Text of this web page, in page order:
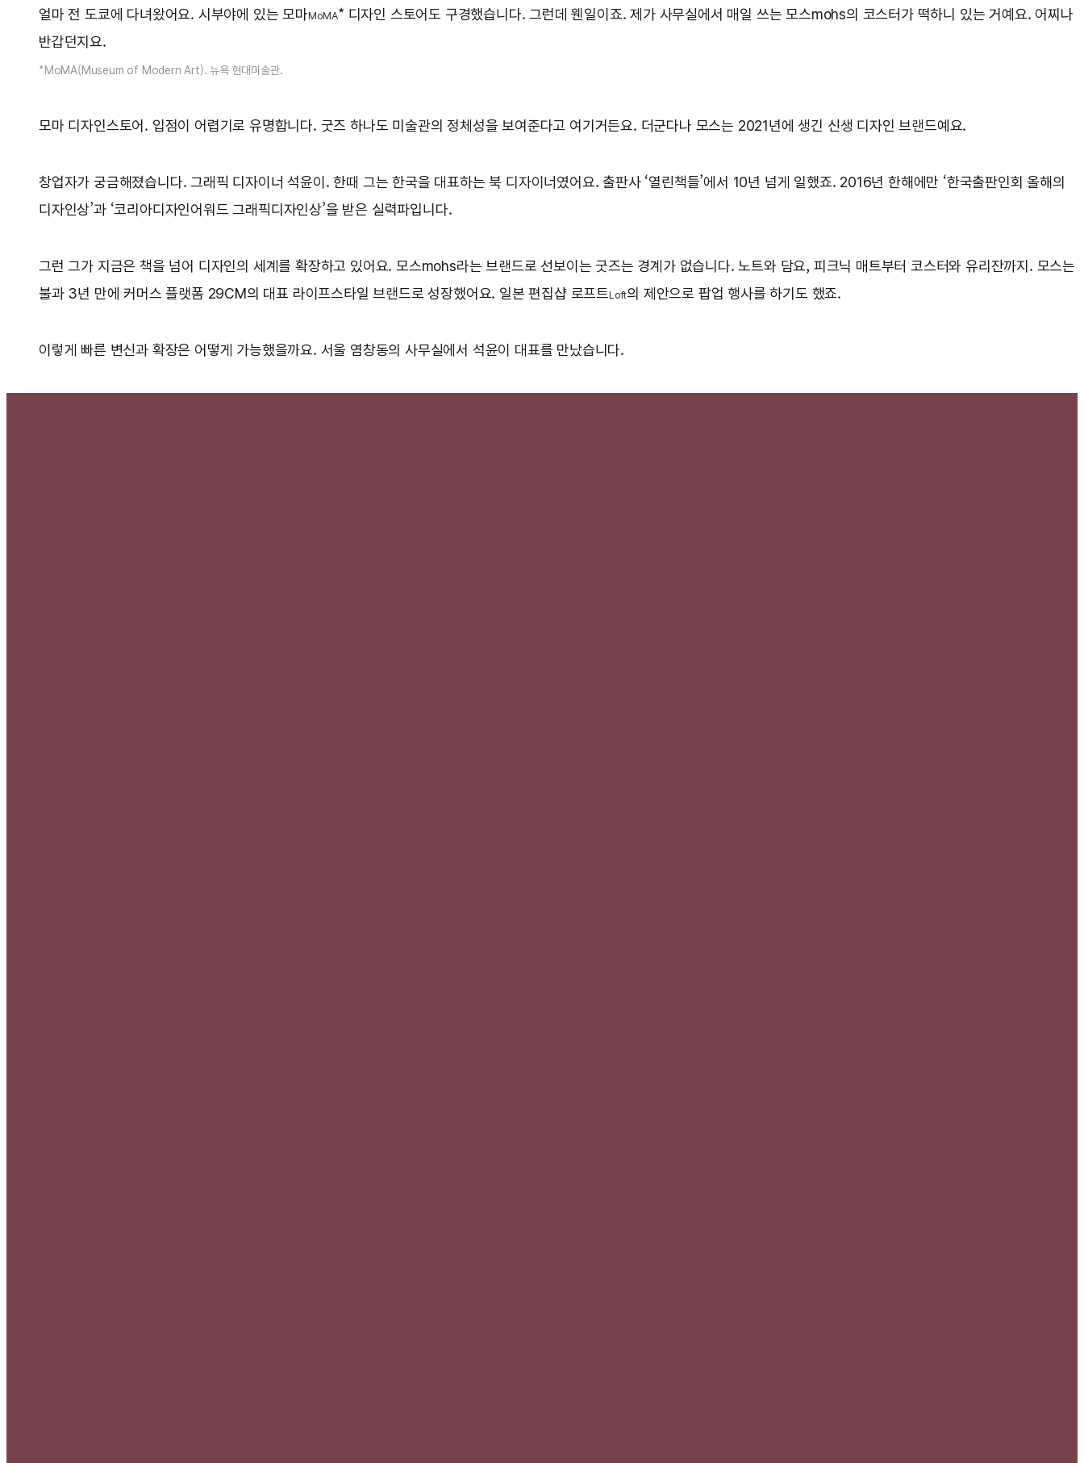
얼마 전 도쿄에 다녀왔어요. 시부야에 있는 모마MoMA* 디자인 스토어도 구경했습니다. 그런데 웬일이죠. 제가 사무실에서 매일 쓰는 모스mohs의 코스터가 떡하니 있는 거예요. 어찌나
반갑던지요.
*MoMA(Museum of Modern Art). 뉴욕 현대미술관.
모마 디자인스토어. 입점이 어렵기로 유명합니다. 굿즈 하나도 미술관의 정체성을 보여준다고 여기거든요. 더군다나 모스는 2021년에 생긴 신생 디자인 브랜드예요.
창업자가 궁금해졌습니다. 그래픽 디자이너 석윤이. 한때 그는 한국을 대표하는 북 디자이너였어요. 출판사 ‘열린책들’에서 10년 넘게 일했죠. 2016년 한해에만 ‘한국출판인회 올해의
디자인상’과 ‘코리아디자인어워드 그래픽디자인상’을 받은 실력파입니다.
그런 그가 지금은 책을 넘어 디자인의 세계를 확장하고 있어요. 모스mohs라는 브랜드로 선보이는 굿즈는 경계가 없습니다. 노트와 담요, 피크닉 매트부터 코스터와 유리잔까지. 모스는
불과 3년 만에 커머스 플랫폼 29CM의 대표 라이프스타일 브랜드로 성장했어요. 일본 편집샵 로프트Loft의 제안으로 팝업 행사를 하기도 했죠.
이렇게 빠른 변신과 확장은 어떻게 가능했을까요. 서울 염창동의 사무실에서 석윤이 대표를 만났습니다.